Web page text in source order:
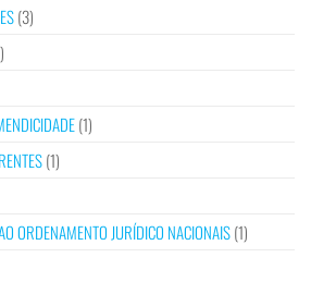
(3)
(1)
(1)
ORDENAMENTO JURÍDICO NACIONAIS(1)